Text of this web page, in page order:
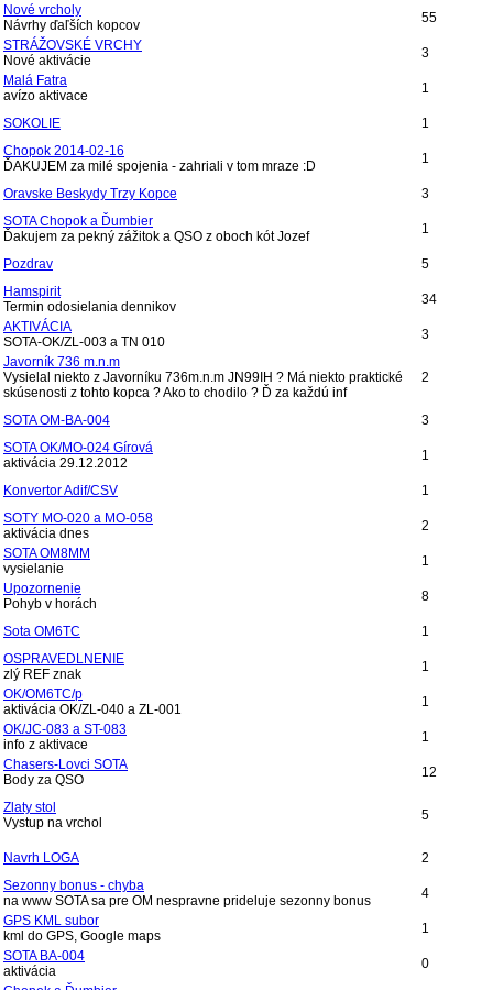
Nové vrcholy
Návrhy ďaľších kopcov
55
STRÁŽOVSKÉ VRCHY
Nové aktivácie
3
Malá Fatra
avízo aktivace
1
SOKOLIE
1
Chopok 2014-02-16
ĎAKUJEM za milé spojenia - zahriali v tom mraze :D
1
Oravske Beskydy Trzy Kopce
3
SOTA Chopok a Ďumbier
Ďakujem za pekný zážitok a QSO z oboch kót Jozef
1
Pozdrav
5
Hamspirit
Termin odosielania dennikov
34
AKTIVÁCIA
SOTA-OK/ZL-003 a TN 010
3
Javorník 736 m.n.m
Vysielal niekto z Javorníku 736m.n.m JN99IH ? Má niekto praktické
skúsenosti z tohto kopca ? Ako to chodilo ? Ď za každú inf
2
SOTA OM-BA-004
3
SOTA OK/MO-024 Gírová
aktivácia 29.12.2012
1
Konvertor Adif/CSV
1
SOTY MO-020 a MO-058
aktivácia dnes
2
SOTA OM8MM
vysielanie
1
Upozornenie
Pohyb v horách
8
Sota OM6TC
1
OSPRAVEDLNENIE
zlý REF znak
1
OK/OM6TC/p
aktivácia OK/ZL-040 a ZL-001
1
OK/JC-083 a ST-083
info z aktivace
1
Chasers-Lovci SOTA
Body za QSO
12
Zlaty stol
Vystup na vrchol
5
Navrh LOGA
2
Sezonny bonus - chyba
na www SOTA sa pre OM nespravne prideluje sezonny bonus
4
GPS KML subor
kml do GPS, Google maps
1
SOTA BA-004
aktivácia
0